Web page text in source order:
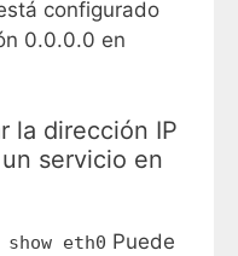
configurado
0.0.0.0 en
la dirección IP
servicio en
eth0 Puede